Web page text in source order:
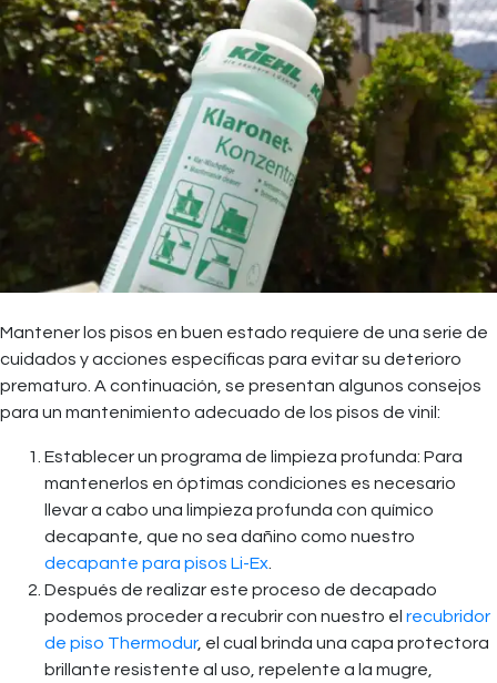
Mantener los pisos en buen estado requiere de una serie de
cuidados y acciones específicas para evitar su deterioro
prematuro. A continuación, se presentan algunos consejos
para un mantenimiento adecuado de los pisos de vinil:
Establecer un programa de limpieza profunda: Para
mantenerlos en óptimas condiciones es necesario
llevar a cabo una limpieza profunda con químico
decapante, que no sea dañino como nuestro
decapante para pisos Li-Ex
Después de realizar este proceso de decapado
podemos proceder a recubrir con nuestro el recubridor
de piso Thermodur, el cual brinda una capa protectora
brillante resistente al uso, repelente a la mugre,